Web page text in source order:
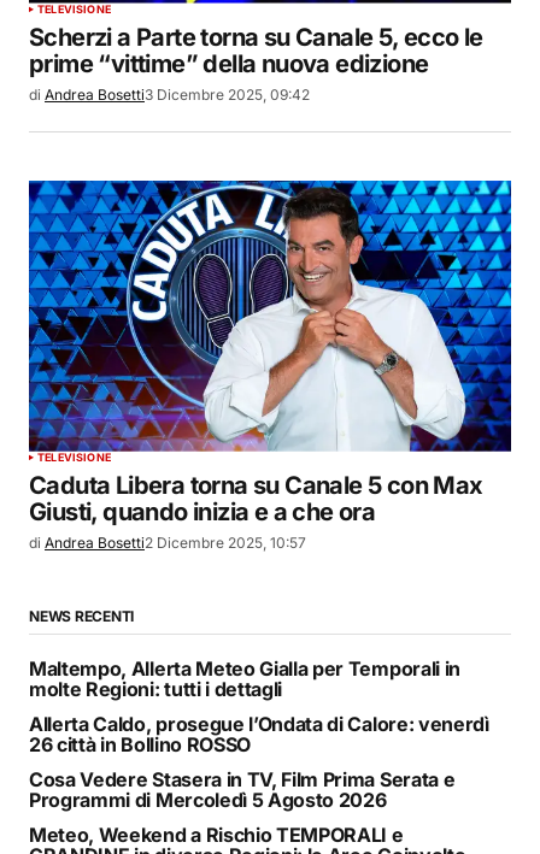
TELEVISIONE
Scherzi a Parte torna su Canale 5, ecco le
prime “vittime” della nuova edizione
di Andrea Bosetti3 Dicembre 2025, 09:42
TELEVISIONE
Caduta Libera torna su Canale 5 con Max
Giusti, quando inizia e a che ora
di Andrea Bosetti2 Dicembre 2025, 10:57
NEWS RECENTI
Maltempo, Allerta Meteo Gialla per Temporali in
molte Regioni: tutti i dettagli
Allerta Caldo, prosegue l’Ondata di Calore: venerdì
26 città in Bollino ROSSO
Cosa Vedere Stasera in TV, Film Prima Serata e
Programmi di Mercoledì 5 Agosto 2026
Meteo, Weekend a Rischio TEMPORALI e